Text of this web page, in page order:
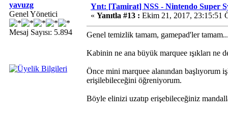
yavuzg
Genel Yönetici
Mesaj Sayısı: 5.894
Ynt: [Tamirat] NSS - Nintendo Super
« Yanıtla #13 : Ekim 21, 2017, 23:15:51
Genel temizlik tamam, gamepad'ler
Kabinin ne ana büyük marquee ışıkları ne
Önce mini marquee alanından başlıyorum
erişilebileceğini öğreniyorum.
Böyle elinizi uzatıp erişebileceğiniz